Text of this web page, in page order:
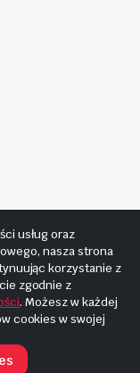
usług oraz
nasza strona
korzystanie z
zgodnie z
. Możesz w każdej
cookies w swojej